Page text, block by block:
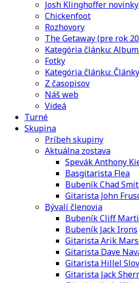
Josh Klinghoffer novinky
Chickenfoot
Rozhovory
The Getaway (pre rok
Kategória článku:
Fotky
Kategória článku:
Z časopisov
Náš web
Videá
Turné
Skupina
Príbeh skupiny
Aktuálna zostava
Spevák Anthony
Basgitarista Flea
Bubeník Chad
Gitarista John
Bývalí členovia
Bubeník Cliff
Bubeník Jack Irons
Gitarista Arik
Gitarista Dave
Gitarista Hillel
Gitarista Jack